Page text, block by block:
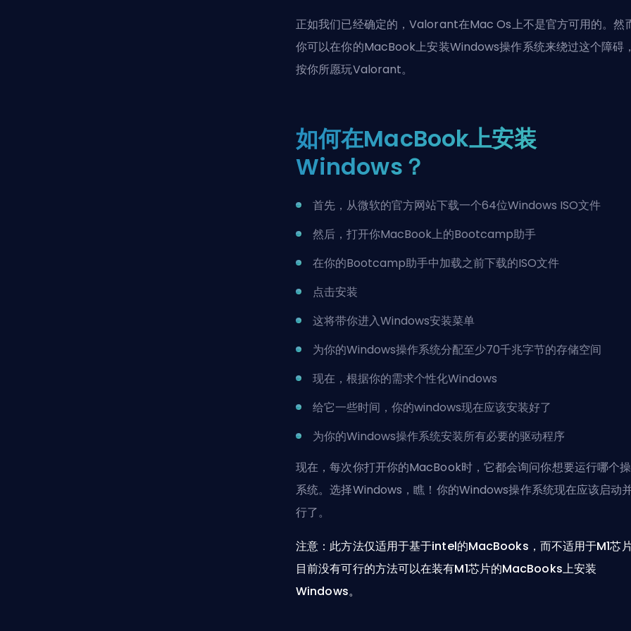
正如我们已经确定的，Valorant在Mac Os上不是官方可用的。然
你可以在你的MacBook上安装Windows操作系统来绕过这个障碍
按你所愿玩Valorant。
如何在MacBook上安装
Windows？
首先，从微软的官方网站下载一个64位Windows ISO文件
然后，打开你MacBook上的Bootcamp助手
在你的Bootcamp助手中加载之前下载的ISO文件
点击安装
这将带你进入Windows安装菜单
为你的Windows操作系统分配至少70千兆字节的存储空间
现在，根据你的需求个性化Windows
给它一些时间，你的windows现在应该安装好了
为你的Windows操作系统安装所有必要的驱动程序
现在，每次你打开你的MacBook时，它都会询问你想要运行哪个
系统。选择Windows，瞧！你的Windows操作系统现在应该启动
行了。
注意：此方法仅适用于基于intel的MacBooks，而不适用于M1芯片
目前没有可行的方法可以在装有M1芯片的MacBooks上安装
Windows。